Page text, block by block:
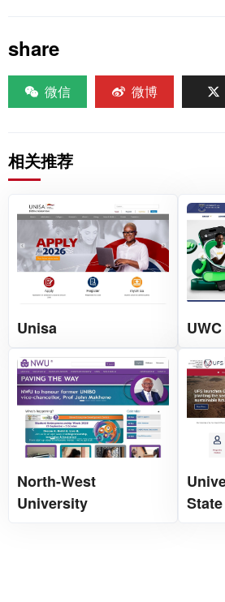
share
微信 微博
相关推荐
Unisa
North-West
University
State